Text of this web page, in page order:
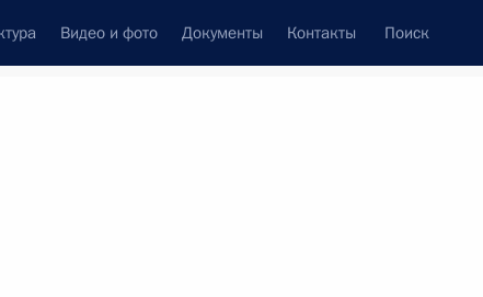
Видео и фото Документы Контакты Поиск